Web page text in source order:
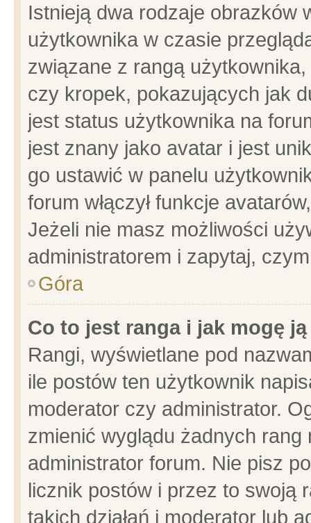
Istnieją dwa rodzaje obrazków
użytkownika w czasie
związane z rangą
czy kropek, pokazujących jak
jest status użytkownika na
jest znany jako avatar i jest
go ustawić w panelu
forum włączył funkcje
Jeżeli nie masz możliwości
administratorem i zapytaj,
Góra
Co to jest ranga i jak mogę
Rangi, wyświetlane pod
ile postów ten użytkownik
moderator czy administrator.
zmienić wyglądu żadnych
administrator forum. Nie pisz
licznik postów i przez to swoją
takich działań i moderator lub